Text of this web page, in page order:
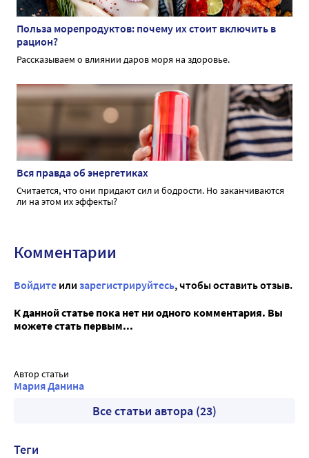
Польза морепродуктов: почему их стоит включить в
рацион?
Рассказываем о влиянии даров моря на здоровье.
Вся правда об энергетиках
Считается, что они придают сил и бодрости. Но заканчиваются
ли на этом их эффекты?
Комментарии
Войдите или зарегистрируйтесь, чтобы оставить отзыв.
К данной статье пока нет ни одного комментария. Вы
можете стать первым...
Автор статьи
Мария Данина
Все статьи автора (23)
Теги